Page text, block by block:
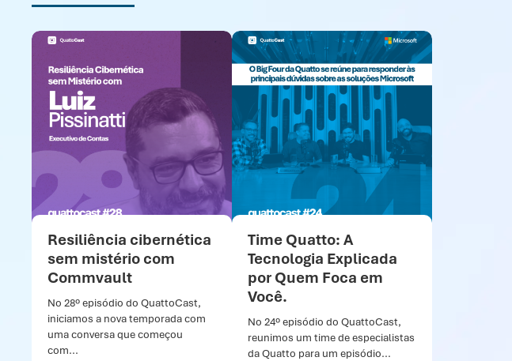
Resiliência cibernética
sem mistério com
Commvault
No 28º episódio do QuattoCast,
iniciamos a nova temporada com
uma conversa que começou
com...
Time Quatto: A
Tecnologia Explicada
por Quem Foca em
Você.
No 24º episódio do QuattoCast,
reunimos um time de especialistas
da Quatto para um episódio...